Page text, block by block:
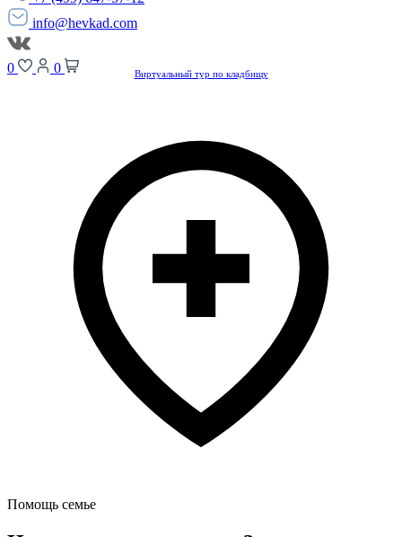
info@hevkad.com
0 0
Помощь семье
Виртуальный тур по кладбищу